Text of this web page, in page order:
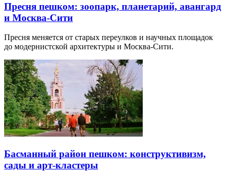
Пресня пешком: зоопарк, планетарий, авангард
и Москва-Сити
Пресня меняется от старых переулков и научных площадок
до модернистской архитектуры и Москва-Сити.
Басманный район пешком: конструктивизм,
сады и арт-кластеры